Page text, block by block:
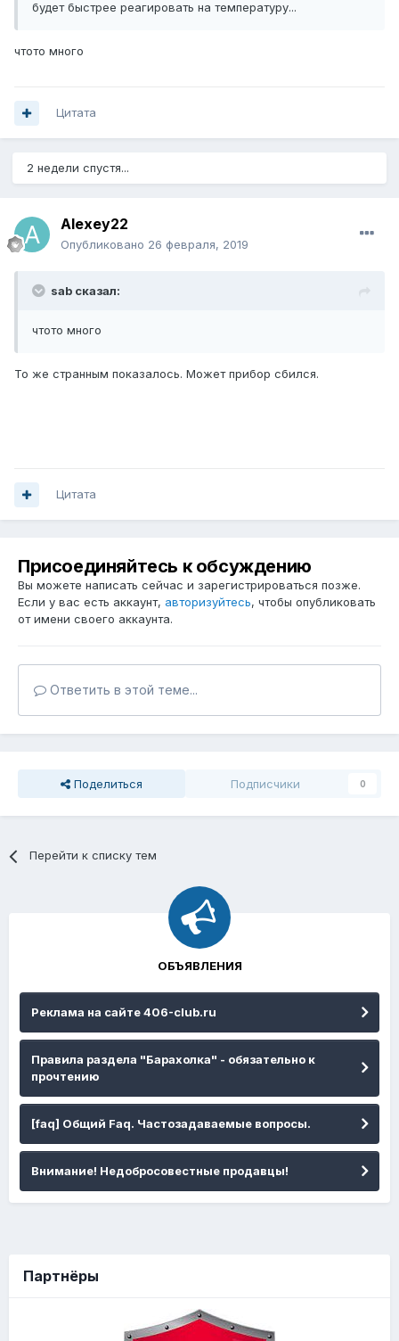
будет быстрее реагировать на температуру...
чтото много
Цитата
2 недели спустя...
Alexey22
Опубликовано 26 февраля, 2019
sab сказал:
чтото много
То же странным показалось. Может прибор сбился.
Цитата
Присоединяйтесь к обсуждению
Вы можете написать сейчас и зарегистрироваться позже.
Если у вас есть аккаунт, авторизуйтесь, чтобы опубликовать
от имени своего аккаунта.
Ответить в этой теме...
Поделиться Подписчики 0
Перейти к списку тем
ОБЪЯВЛЕНИЯ
Реклама на сайте 406-club.ru
Правила раздела "Барахолка" - обязательно к
прочтению
[faq] Общий Faq. Частозадаваемые вопросы.
Внимание! Недобросовестные продавцы!
Партнёры